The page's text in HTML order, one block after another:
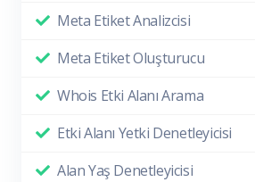
Meta Etiket Analizcisi
Meta Etiket Oluşturucu
Whois Etki Alanı Arama
Etki Alanı Yetki Denetleyicisi
Alan Yaş Denetleyicisi